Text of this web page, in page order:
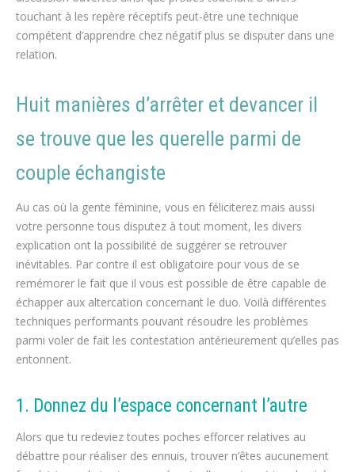
touchant à les repère réceptifs peut-être une technique
compétent d’apprendre chez négatif plus se disputer dans une
relation.
Huit manières d’arrêter et devancer il
se trouve que les querelle parmi de
couple échangiste
Au cas où la gente féminine, vous en féliciterez mais aussi
votre personne tous disputez à tout moment, les divers
explication ont la possibilité de suggérer se retrouver
inévitables. Par contre il est obligatoire pour vous de se
remémorer le fait que il vous est possible de être capable de
échapper aux altercation concernant le duo. Voilà différentes
techniques performants pouvant résoudre les problèmes
parmi voler de fait les contestation antérieurement qu’elles pas
entonnent.
1. Donnez du l’espace concernant l’autre
Alors que tu redeviez toutes poches efforcer relatives au
débattre pour réaliser des ennuis, trouver n’êtes aucunement